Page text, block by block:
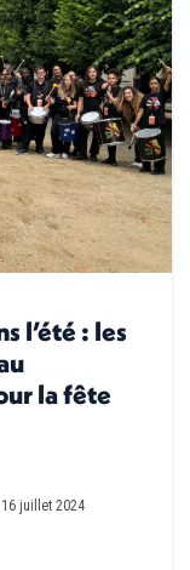
l’été : les
la fête
16 juillet 2024